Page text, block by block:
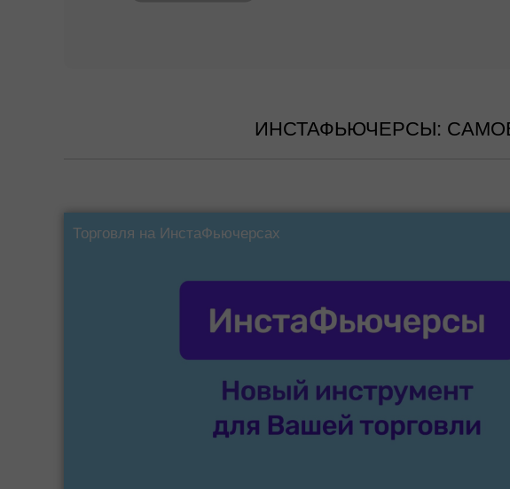
ИНСТАФЬЮЧЕРСЫ:
Торговля на ИнстаФьючерсах